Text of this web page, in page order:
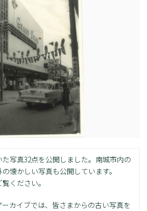
写真32点を公開しました。南城市内の
懐かしい写真も公開しています。
ください。
カイブでは、皆さまからの古い写真を